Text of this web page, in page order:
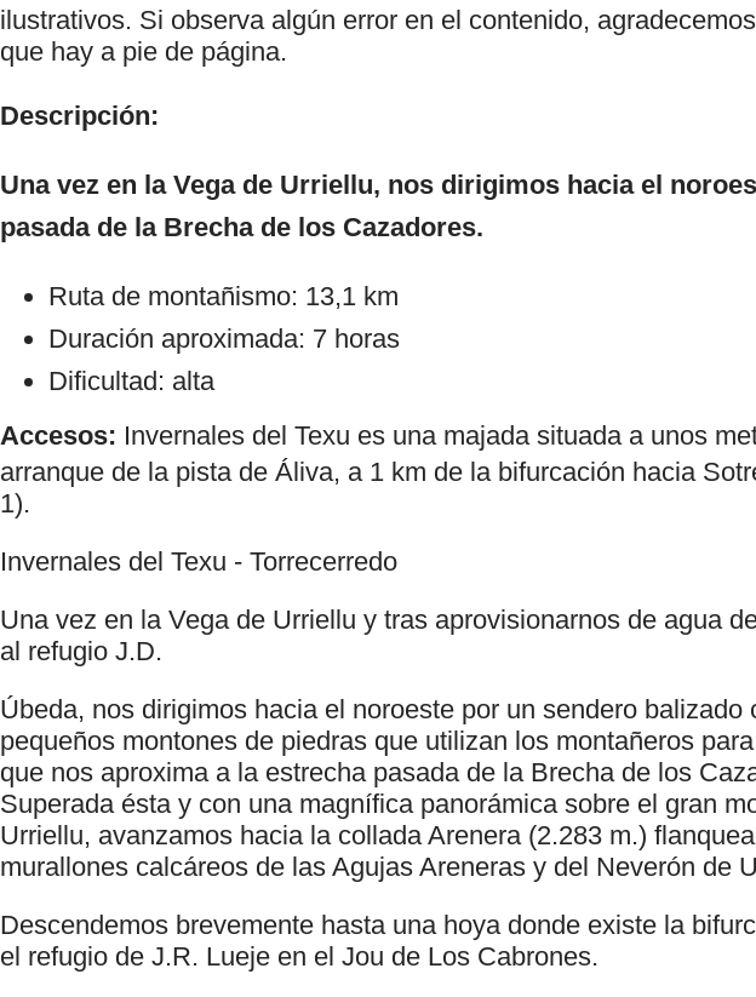
ilustrativos. Si observa algún error en el contenido,
que hay a pie de página.
Descripción:
Una vez en la Vega de Urriellu, nos dirigimos hacia el
pasada de la Brecha de los Cazadores.
Ruta de montañismo: 13,1 km
Duración aproximada: 7 horas
Dificultad: alta
Accesos: Invernales del Texu es una majada situada a unos
arranque de la pista de Áliva, a 1 km de la bifurcación hacia
1).
Invernales del Texu - Torrecerredo
Una vez en la Vega de Urriellu y tras aprovisionarnos de agua
al refugio J.D.
Úbeda, nos dirigimos hacia el noroeste por un sendero balizado
pequeños montones de piedras que utilizan los montañeros
que nos aproxima a la estrecha pasada de la Brecha de los
Superada ésta y con una magnífica panorámica sobre el gran
Urriellu, avanzamos hacia la collada Arenera (2.283 m.)
murallones calcáreos de las Agujas Areneras y del Neverón de
Descendemos brevemente hasta una hoya donde existe la
el refugio de J.R. Lueje en el Jou de Los Cabrones.